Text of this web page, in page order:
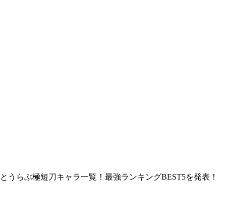
とうらぶ極短刀キャラ一覧！最強ランキングBEST5を発表！